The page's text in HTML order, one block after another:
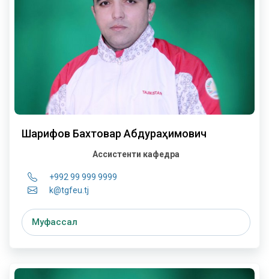
Шарифов Бахтовар Абдураҳимович
Ассистенти кафедра
+992 99 999 9999
k@tgfeu.tj
Муфассал